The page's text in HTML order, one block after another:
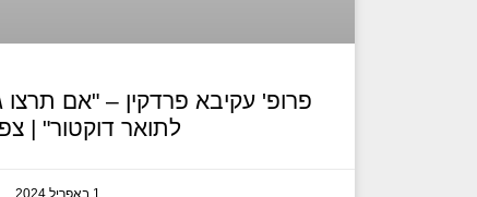
פרופ' עקיבא פרדקין – "אם תרצו
לתואר דוקטור" |
1 באפריל 2024